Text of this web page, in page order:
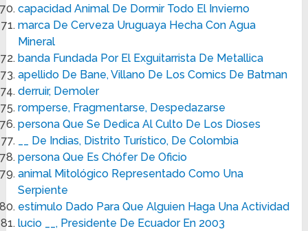
capacidad Animal De Dormir Todo El Invierno
marca De Cerveza Uruguaya Hecha Con Agua
Mineral
banda Fundada Por El Exguitarrista De Metallica
apellido De Bane, Villano De Los Comics De Batman
derruir, Demoler
romperse, Fragmentarse, Despedazarse
persona Que Se Dedica Al Culto De Los Dioses
__ De Indias, Distrito Turístico, De Colombia
persona Que Es Chófer De Oficio
animal Mitológico Representado Como Una
Serpiente
estímulo Dado Para Que Alguien Haga Una Actividad
lucio __, Presidente De Ecuador En 2003